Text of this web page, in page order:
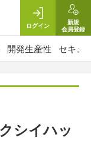
ログイン
新規
会員登録
開発生産性 セキュ
シイハッ